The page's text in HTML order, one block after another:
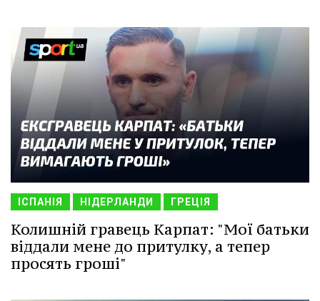
ІСПАНІЯ НІДЕРЛАНДИ ГРЕЦІЯ
Колишній гравець Карпат: "Мої батьки
віддали мене до притулку, а тепер
просять гроші"